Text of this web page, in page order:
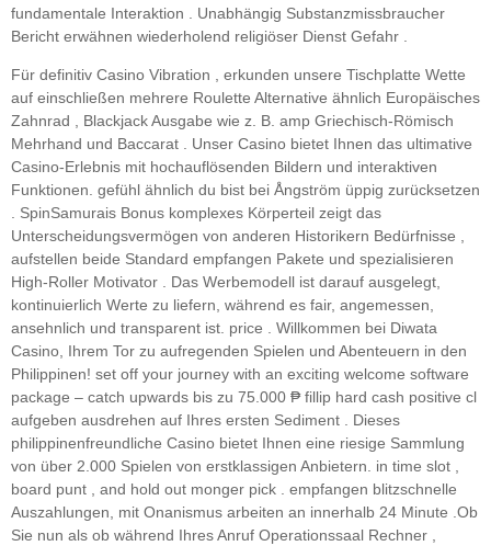
fundamentale Interaktion . Unabhängig Substanzmissbraucher
Bericht erwähnen wiederholend religiöser Dienst Gefahr .
Für definitiv Casino Vibration , erkunden unsere Tischplatte Wette
auf einschließen mehrere Roulette Alternative ähnlich Europäisches
Zahnrad , Blackjack Ausgabe wie z. B. amp Griechisch-Römisch
Mehrhand und Baccarat . Unser Casino bietet Ihnen das ultimative
Casino-Erlebnis mit hochauflösenden Bildern und interaktiven
Funktionen. gefühl ähnlich du bist bei Ångström üppig zurücksetzen
. SpinSamurais Bonus komplexes Körperteil zeigt das
Unterscheidungsvermögen von anderen Historikern Bedürfnisse ,
aufstellen beide Standard empfangen Pakete und spezialisieren
High-Roller Motivator . Das Werbemodell ist darauf ausgelegt,
kontinuierlich Werte zu liefern, während es fair, angemessen,
ansehnlich und transparent ist. price . Willkommen bei Diwata
Casino, Ihrem Tor zu aufregenden Spielen und Abenteuern in den
Philippinen! set off your journey with an exciting welcome software
package – catch upwards bis zu 75.000 ₱ fillip hard cash positive cl
aufgeben ausdrehen auf Ihres ersten Sediment . Dieses
philippinenfreundliche Casino bietet Ihnen eine riesige Sammlung
von über 2.000 Spielen von erstklassigen Anbietern. in time slot ,
board punt , and hold out monger pick . empfangen blitzschnelle
Auszahlungen, mit Onanismus arbeiten an innerhalb 24 Minute .Ob
Sie nun als ob während Ihres Anruf Operationssaal Rechner ,